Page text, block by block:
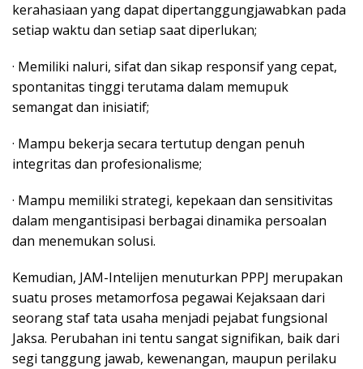
kerahasiaan yang dapat dipertanggungjawabkan pada
setiap waktu dan setiap saat diperlukan;
· Memiliki naluri, sifat dan sikap responsif yang cepat,
spontanitas tinggi terutama dalam memupuk
semangat dan inisiatif;
· Mampu bekerja secara tertutup dengan penuh
integritas dan profesionalisme;
· Mampu memiliki strategi, kepekaan dan sensitivitas
dalam mengantisipasi berbagai dinamika persoalan
dan menemukan solusi.
Kemudian, JAM-Intelijen menuturkan PPPJ merupakan
suatu proses metamorfosa pegawai Kejaksaan dari
seorang staf tata usaha menjadi pejabat fungsional
Jaksa. Perubahan ini tentu sangat signifikan, baik dari
segi tanggung jawab, kewenangan, maupun perilaku